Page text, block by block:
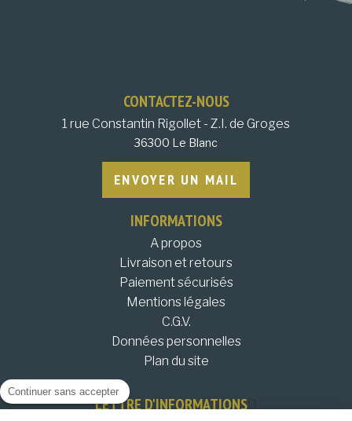
Continuer sans accepter
CONTACTEZ-NOUS
1 rue Constantin Rigollet - Z.I. de Groges
36300 Le Blanc
ENVOYER UN MAIL
INFORMATIONS
A propos
Livraison et retours
Paiement sécurisés
Mentions légales
C.G.V.
Données personnelles
Plan du site
LETTRE D'INFORMATIONS